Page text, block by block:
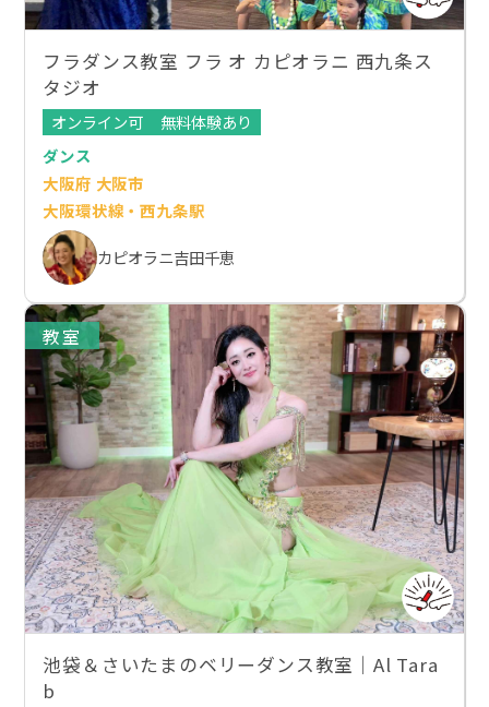
フラダンス教室 フラ オ カピオラニ 西九条ス
タジオ
オンライン可
無料体験あり
ダンス
大阪府 大阪市
大阪環状線・西九条駅
カピオラニ吉田千恵
教室
池袋＆さいたまのベリーダンス教室｜Al Tara
b